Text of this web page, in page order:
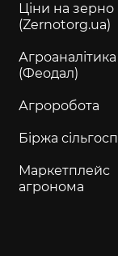
Ціни на зерно
(Zernotorg.ua)
Агроаналітика
(Феодал)
Агроробота
Біржа
Маркетплейс
агронома